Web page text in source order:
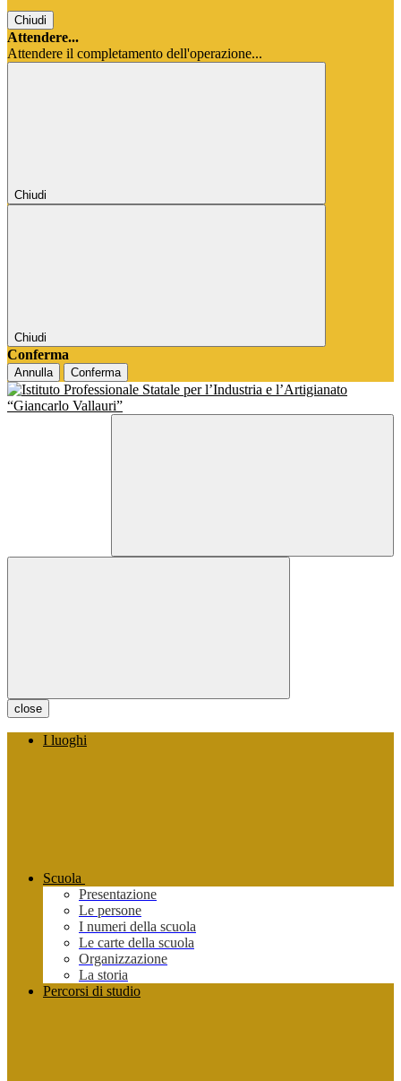
Chiudi
Attendere...
Attendere il completamento dell'operazione...
Chiudi
Chiudi
Conferma
Annulla Conferma
close
I luoghi
Scuola
Presentazione
Le persone
I numeri della scuola
Le carte della scuola
Organizzazione
La storia
Percorsi di studio